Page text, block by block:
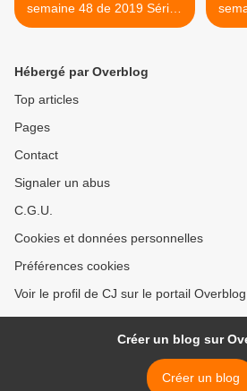
semaine 48 de 2019 Séries
Miniatures Presse
Hébergé par Overblog
Top articles
Pages
Contact
Signaler un abus
C.G.U.
Cookies et données personnelles
Préférences cookies
Voir le profil de CJ sur le portail Overblog
Créer un blog sur
Créer un blog